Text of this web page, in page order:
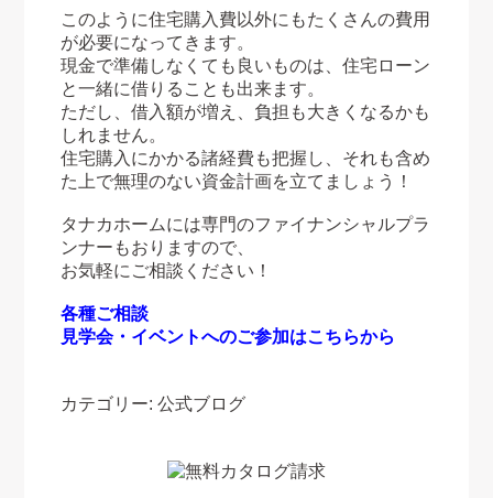
このように住宅購入費以外にもたくさんの費用
が必要になってきます。
現金で準備しなくても良いものは、住宅ローン
と一緒に借りることも出来ます。
ただし、借入額が増え、負担も大きくなるかも
しれません。
住宅購入にかかる諸経費も把握し、それも含め
た上で無理のない資金計画を立てましょう！
タナカホームには専門のファイナンシャルプラ
ンナーもおりますので、
お気軽にご相談ください！
各種ご相談
見学会・イベントへのご参加はこちらから
カテゴリー: 公式ブログ